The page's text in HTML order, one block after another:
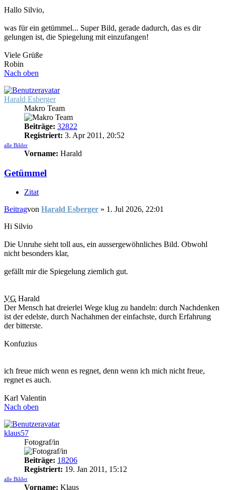
Hallo Silvio,
was für ein getümmel... Super Bild, gerade dadurch, das es dir
gelungen ist, die Spiegelung mit einzufangen!
Viele Grüße
Robin
Nach oben
Harald Esberger
Makro Team
Beiträge: 32822
Registriert: 3. Apr 2011, 20:52
alle Bilder
Vorname: Harald
Getümmel
Zitat
Beitragvon Harald Esberger » 1. Jul 2026, 22:01
Hi Silvio
Die Unruhe sieht toll aus, ein aussergewöhnliches Bild. Obwohl
nicht besonders klar,
gefällt mir die Spiegelung ziemlich gut.
VG Harald
Der Mensch hat dreierlei Wege klug zu handeln: durch Nachdenken
ist der edelste, durch Nachahmen der einfachste, durch Erfahrung
der bitterste.
Konfuzius
ich freue mich wenn es regnet, denn wenn ich mich nicht freue,
regnet es auch.
Karl Valentin
Nach oben
klaus57
Fotograf/in
Beiträge: 18206
Registriert: 19. Jan 2011, 15:12
alle Bilder
Vorname: Klaus